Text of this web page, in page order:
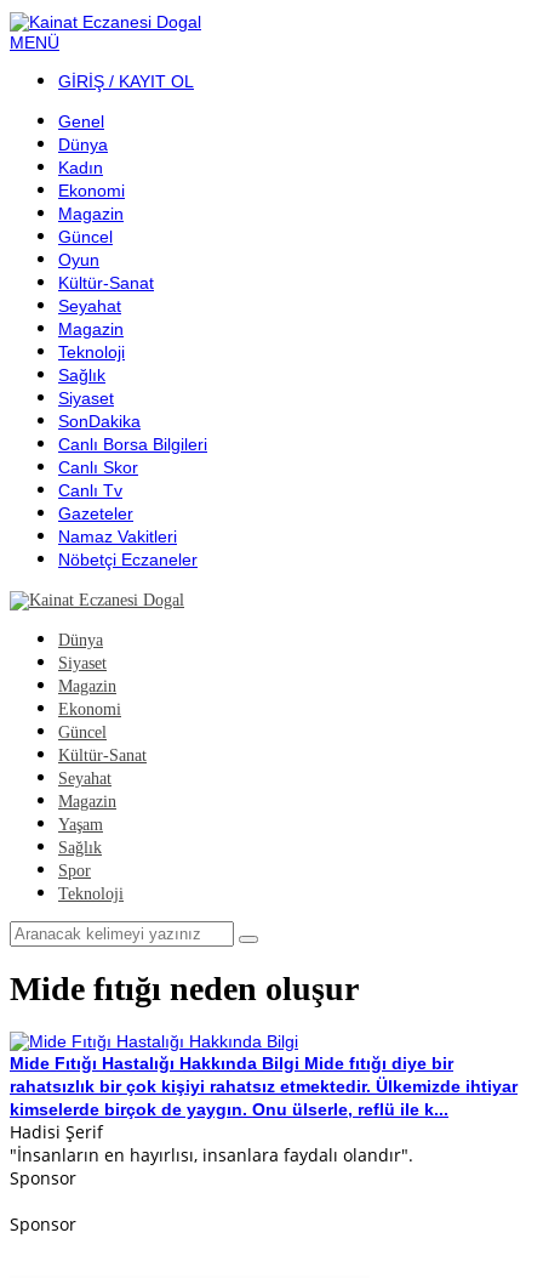
MENÜ
GİRİŞ / KAYIT OL
Genel
Dünya
Kadın
Ekonomi
Magazin
Güncel
Oyun
Kültür-Sanat
Seyahat
Magazin
Teknoloji
Sağlık
Siyaset
SonDakika
Canlı Borsa Bilgileri
Canlı Skor
Canlı Tv
Gazeteler
Namaz Vakitleri
Nöbetçi Eczaneler
Dünya
Siyaset
Magazin
Ekonomi
Güncel
Kültür-Sanat
Seyahat
Magazin
Yaşam
Sağlık
Spor
Teknoloji
Mide fıtığı neden oluşur
Mide Fıtığı Hastalığı Hakkında Bilgi Mide fıtığı diye bir
rahatsızlık bir çok kişiyi rahatsız etmektedir. Ülkemizde ihtiyar
kimselerde birçok de yaygın. Onu ülserle, reflü ile k...
Hadisi Şerif
"İnsanların en hayırlısı, insanlara faydalı olandır".
Sponsor
Sponsor